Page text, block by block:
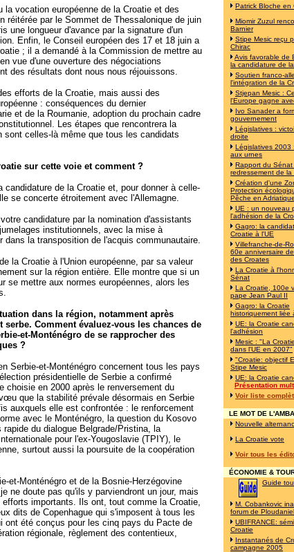
la vocation européenne de la Croatie et des
réitérée par le Sommet de Thessalonique de juin
une longueur d'avance par la signature d'un
Enfin, le Conseil européen des 17 et 18 juin a
; il a demandé à la Commission de mettre au
vue d'une ouverture des négociations
des résultats dont nous nous réjouissons.
efforts de la Croatie, mais aussi des
: conséquences du dernier
et de la Roumanie, adoption du prochain cadre
Les étapes que rencontrera la
sont celles-là même que tous les candidats
sur cette voie et comment ?
candidature de la Croatie et, pour donner à celle-
se concerte étroitement avec l'Allemagne.
candidature par la nomination d'assistants
institutionnels, avec la mise à
dans la transposition de l'acquis communautaire.
la Croatie à l'Union européenne, par sa valeur
sur la région entière. Elle montre que si un
se mettre aux normes européennes, alors les
dans la région, notamment après
Comment évaluez-vous les chances de
et-Monténégro de se rapprocher des
?
Serbie-et-Monténégro concernent tous les pays
présidentielle de Serbie a confirmé
choisie en 2000 après le renversement du
que la stabilité prévale désormais en Serbie
auxquels elle est confrontée : le renforcement
avec le Monténégro, la question du Kosovo
du dialogue Belgrade/Pristina, la
pour l'ex-Yougoslavie (TPIY), le
surtout aussi la poursuite de la coopération
et-Monténégro et de la Bosnie-Herzégovine
ne doute pas qu'ils y parviendront un jour, mais
importants. Ils ont, tout comme la Croatie,
dits de Copenhague qui s'imposent à tous les
ont été conçus pour les cinq pays du Pacte de
régionale, règlement des contentieux,
Patrick Bloche en
Miomir Zuzul
Barnier
Stipe Mesic reçu
Chirac
Avis favorable de
la candidature de
Soutien franco-
l'intégration de la
Stjepan Mesic :
l'Europe gagne
Ivo Sanader a
gouvernement
Législatives :
droite
Législatives 2003
aux urnes
Rapport du Sénat
redressement de la
Création d'une
Protection
Pêche en Adriatique
UE : un nouveau
l'adhésion de la
Gagro: la
Croatie à l'UE
Villefranche-de-
60e anniversaire
des Croates
La Croatie à
Sénat
La Croatie, 100e
pape Jean Paul II
Gagro: la Croatie
historiquement liée
UE: la Croatie
l'adhésion
Mesic : "La
dans l'UE en 2007"
"Croatie: objectif
Stipe Mesic
UE: la Croatie
Présentation
Voir liste
LE MOT DE
Nouvelle
La Croatie vote
Voir tous les
ÉCONOMIE &
Guide
M. Cobankovic
forum de Ploudaniel
UBIFRANCE:
Croatie
Instantanés de
campagne 2005